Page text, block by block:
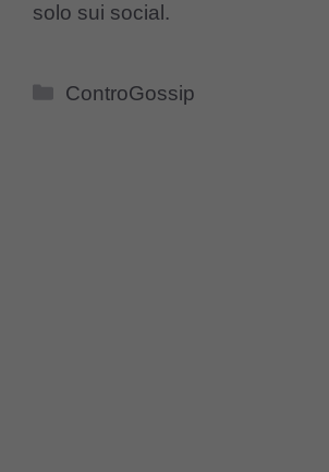
solo sui social.
Categorie
ControGossip